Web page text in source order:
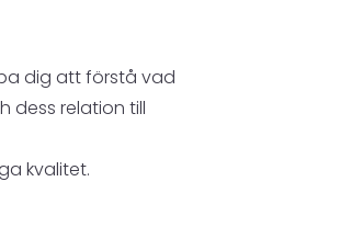
dig att förstå vad
dess relation till
kvalitet.